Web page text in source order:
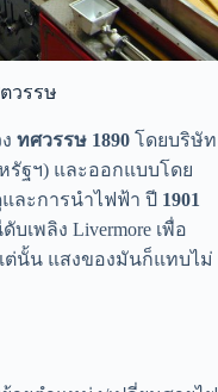
วรรษ
ทศวรรษ 1890 โดยบริษัท
หรัฐฯ) และออกแบบโดย
และการนำไฟฟ้า ปี 1901
เพลิง Livermore เพื่อ
นั้น แสงของมันก็แทบไม่